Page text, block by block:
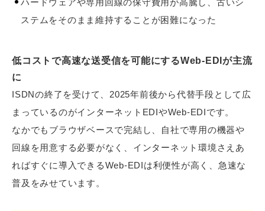
ステムをそのまま維持することが困難になった
低コストで高速な送受信を可能にするWeb-EDIが主流
に
ISDNの終了を受けて、2025年前後から代替手段として広
まっているのがインターネットEDIやWeb-EDIです。
なかでもブラウザベースで完結し、自社で専用の機器や
回線を用意する必要がなく、インターネット環境さえあ
ればすぐに導入できるWeb-EDIは利便性が高く、急速な
普及をみせています。